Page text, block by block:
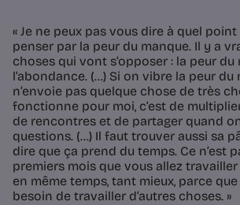
« Je ne peux pas vous dire à quel point
penser par la peur du manque. Il y a
choses qui vont s’opposer : la peur
l’abondance. (…) Si on vibre la peur du
n’envoie pas quelque chose de très
fonctionne pour moi, c’est de
de rencontres et de partager quand
questions. (…) Il faut trouver aussi sa
dire que ça prend du temps. Ce n’est
premiers mois que vous allez
en même temps, tant mieux, parce
besoin de travailler d’autres choses. »